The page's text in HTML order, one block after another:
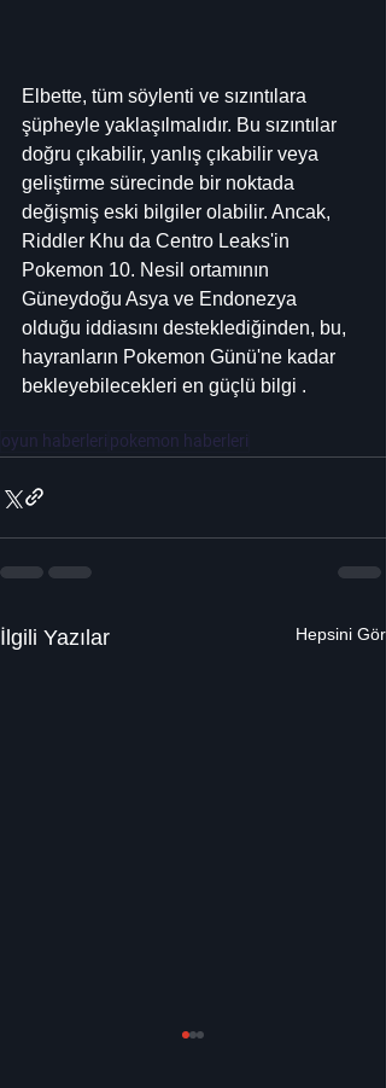
Elbette, tüm söylenti ve sızıntılara
şüpheyle yaklaşılmalıdır. Bu sızıntılar
doğru çıkabilir, yanlış çıkabilir veya
geliştirme sürecinde bir noktada
değişmiş eski bilgiler olabilir. Ancak,
Riddler Khu da Centro Leaks'in
Pokemon 10. Nesil ortamının
Güneydoğu Asya ve Endonezya
olduğu iddiasını desteklediğinden, bu,
hayranların Pokemon Günü'ne kadar
bekleyebilecekleri en güçlü bilgi .
oyun haberleri pokemon haberleri
İlgili Yazılar Hepsini Gör